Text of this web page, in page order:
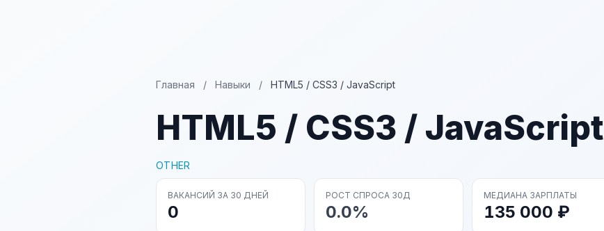
Главная / Навыки / HTML5 / CSS3 / JavaScript
HTML5 / CSS3 / JavaScript
OTHER
ВАКАНСИЙ ЗА 30 ДНЕЙ
0
РОСТ СПРОСА 30Д
0.0%
МЕДИАНА ЗАРПЛАТЫ
135 000 ₽